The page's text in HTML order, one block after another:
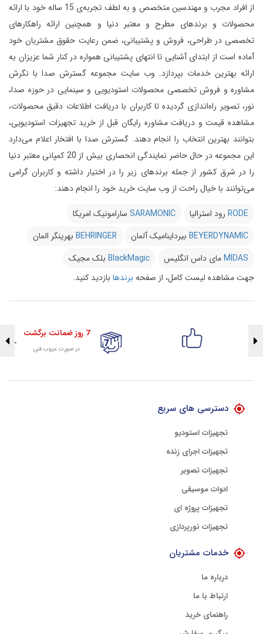
از افراد مجرب و مهندسین متخصص و به لطف تجربه‌ی 15 ساله خود با ارائه
محصولات و برندهای مطرح و معتبر دنیا و همچنین ارائه راهکارهای
تخصصی در طراحی، فروش و پشتیبانی، ضمن رعایت حقوق مشتریان خود
آماده است از ابتدای آشنایی تا انتهای پشتیبانی همواره در کنار شما عزیزان به
ارائه بهترین خدمات بپردازد. وب سایت مجموعه گسترش صدا با نگرش
مشاوره و فروش تخصصی محصولات استودیویی و سینمایی در حوزه صدا،
نور، تصویر راه‌اندازی گردیده تا کاربران با دریافت اطلاعات دقیق محصولات،
مشاهده قیمت و دریافت مشاوره رایگان قبل از خرید تجهیزات استودیویی،
بتوانند بهترین انتخاب را انجام دهند. گسترش صدا با افتخار اعلام می‌دارد
این مجموعه در حال حاضر نمایندگی انحصاری بیش از 20 کمپانی معتبر دنیا
را در شرق کشور از جمله برندهای زیر را در اختیار داشته و کاربران گرامی
می‌توانند با خیال راحت از وب سایت خرید خود را انجام دهند:
RODE رود استرالیا SARAMONIC سارامونیک امریکا
BEYERDYNAMIC بیرداینامیک آلمان BEHRINGER بهرینگر المان
MIDASمای داس انگلیس BlackMagic بلک مجیک
جهت مشاهده لیست کامل، از صفحه برندها بازدید کنید.
7 روز ضمانت برگشت
در صورت عیوب فنی
دسترسی های سریع
تجهیزات استودیو
تجهیزات اجرای زنده
تجهیزات تصویر
ادوات موسیقی
تجهیزات پروژه ای
تجهیزات نورپردازی
خدمات مشتریان
درباره ما
ارتباط با ما
راهنمای خرید